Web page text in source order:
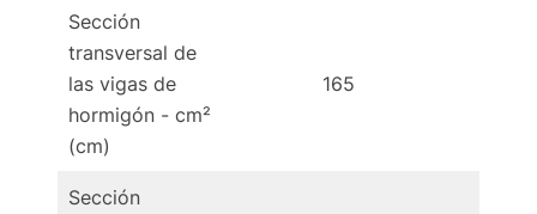
Sección
transversal de
las vigas de
hormigón - cm²
(cm)
165
Sección